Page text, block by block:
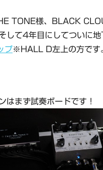
TONE様、BLACK
して4年目にしてついに
プ※HALL D左上の方です
はまず試奏ボードです！